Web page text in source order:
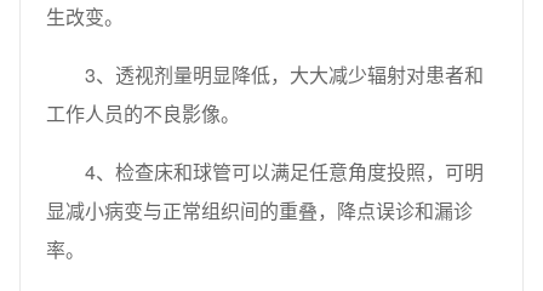
生改变。
3、透视剂量明显降低，大大减少辐射对患者和
工作人员的不良影像。
4、检查床和球管可以满足任意角度投照，可明
显减小病变与正常组织间的重叠，降点误诊和漏诊
率。